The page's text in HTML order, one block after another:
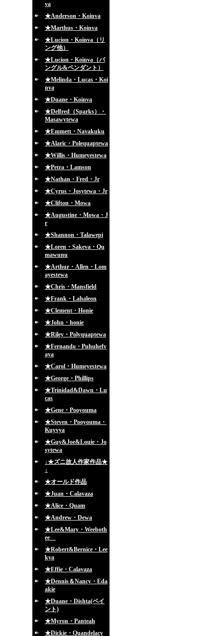
va
★Anderson・Koinva
★Marthus・Koinva
★Lucion・Koinva（リ
ング他）
★Lucion・Koinva（バ
ングル&ペンダント）
★Melinda・Lucas・Koi
nva
★Duane・Koinva
★Delfred（Sparks）・
Masawytewa
★Emmett・Navakuku
★Alaric・Polequaptewa
★Willis・Humeyestewa
★Petra・Lamson
★Nathan・Fred・Jr
★Cyrus・Josytewa・Jr
★Clifton・Mowa
★Augustine・Mowa・J
r
★Shannon・Talawepi
★Loren・Sakeva・Qu
mawunu
★Arthur・Allen・Lom
ayestewa
★Chris・Mansfield
★Frank・Lahaleon
★Clement・Honie
★John・honie
★Riley・Polyquaptewa
★Fernando・Puhuhefv
aya
★Carol・Humeyestewa
★George・Phillips
★Trinidad&Dawn・Lu
cas
★Gene・Pooyouma
★Steven・Pooyouma・
Kuyvya
★Guy&Joe&Louie・Jo
sytewa
↓★ズニ故人作家作品★
↓
★オールド作品
★Juan・Calavaza
★Alice・Quam
★Andrew・Dewa
★Lee&Mary・Weeboth
ee
★Robert&Bernice・Lee
kya
★Effie・Calavaza
★Dennis＆Nancy・Eda
akie
★Duane・Dishta(ペイ
ント)
★Myron・Panteah
★Dickie・Quandelacy